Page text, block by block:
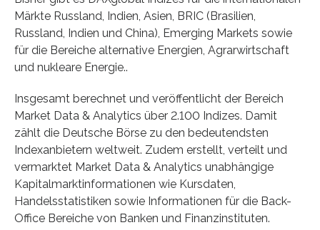
Märkte Russland, Indien, Asien, BRIC (Brasilien,
Russland, Indien und China), Emerging Markets sowie
für die Bereiche alternative Energien, Agrarwirtschaft
und nukleare Energie..
Insgesamt berechnet und veröffentlicht der Bereich
Market Data & Analytics über 2.100 Indizes. Damit
zählt die Deutsche Börse zu den bedeutendsten
Indexanbietern weltweit. Zudem erstellt, verteilt und
vermarktet Market Data & Analytics unabhängige
Kapitalmarktinformationen wie Kursdaten,
Handelsstatistiken sowie Informationen für die Back-
Office Bereiche von Banken und Finanzinstituten.